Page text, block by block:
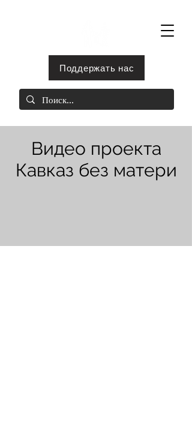
Поддержать нас
Видео проекта
Кавказ без матери